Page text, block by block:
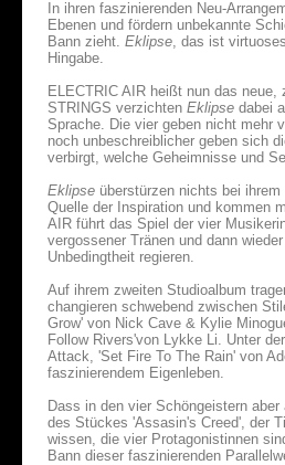
In ihren faszinierenden Neu-
Ebenen und fördern unbekannte
Bann zieht. Eklipse, das ist
Hingabe.
ELECTRIC AIR heißt nun das
STRINGS verzichten Eklipse dabei
Sprache. Die vier geben nicht mehr
noch unbeschreiblicher geben sich
verbirgt, welche Geheimnisse und
Eklipse überstürzen nichts bei
Quelle der Inspiration und kommen
AIR führt das Spiel der vier
vergossener Tränen und dann
Unbedingtheit regieren.
Auf ihrem zweiten Studioalbum
changieren schwebend zwischen
Grow' von Nick Cave & Kylie
Follow Rivers'von Lykke Li. Unter
Attack, 'Set Fire To The Rain' von
faszinierendem Eigenleben.
Dass in den vier Schöngeistern
des Stückes 'Assasin's Creed', der
wissen, die vier Protagonistinnen
Bann dieser faszinierenden